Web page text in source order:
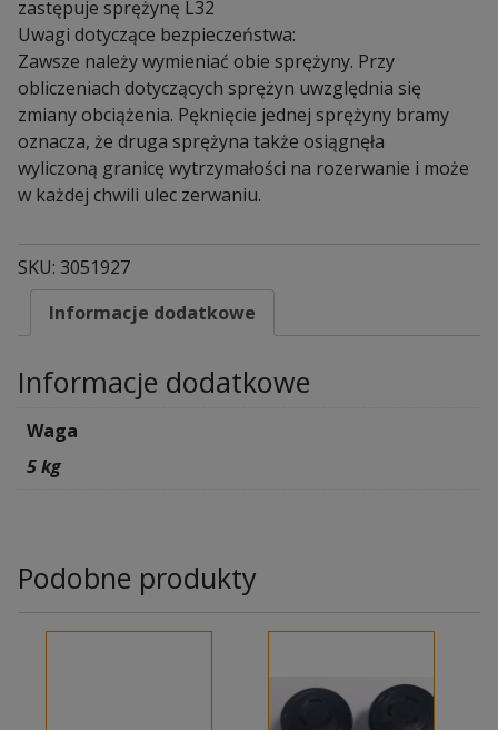
zastępuje sprężynę L32
Uwagi dotyczące bezpieczeństwa:
Zawsze należy wymieniać obie sprężyny. Przy
obliczeniach dotyczących sprężyn uwzględnia się
zmiany obciążenia. Pęknięcie jednej sprężyny bramy
oznacza, że druga sprężyna także osiągnęła
wyliczoną granicę wytrzymałości na rozerwanie i może
w każdej chwili ulec zerwaniu.
SKU: 3051927
Informacje dodatkowe
Informacje dodatkowe
Waga
5 kg
Podobne produkty